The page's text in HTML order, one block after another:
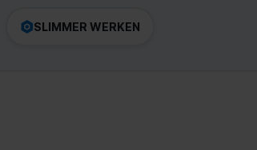
SLIMMER WERKEN